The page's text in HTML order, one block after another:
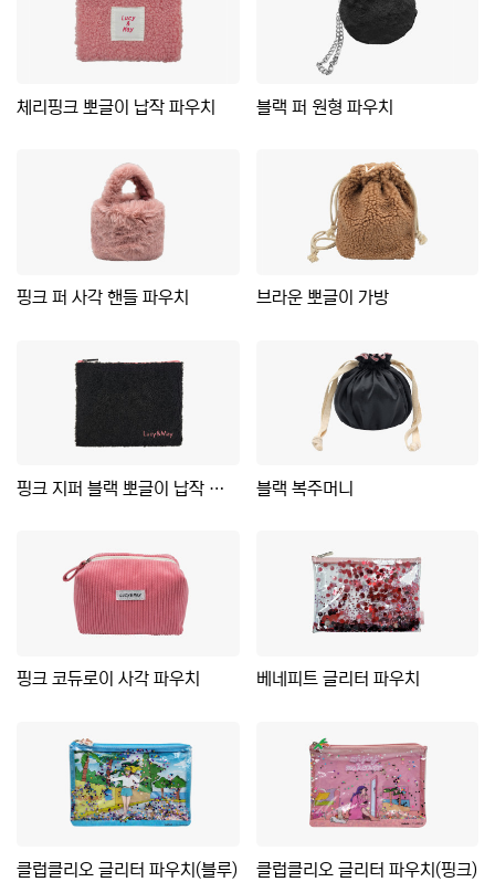
체리핑크 뽀글이 납작 파우치 블랙 퍼 원형 파우치
핑크 퍼 사각 핸들 파우치 브라운 뽀글이 가방
핑크 지퍼 블랙 뽀글이 납작 파우치 블랙 복주머니
핑크 코듀로이 사각 파우치 베네피트 글리터 파우치
클럽클리오 글리터 파우치(블루) 클럽클리오 글리터 파우치(핑크)